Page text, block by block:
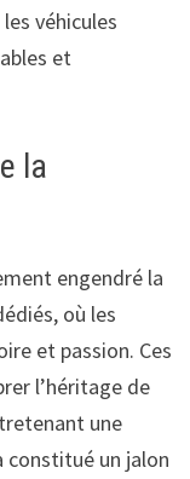
véhicules
et
la
engendré la
où les
et passion. Ces
l’héritage de
une
constitué un jalon